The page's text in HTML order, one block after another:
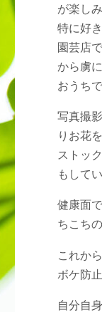
が楽し
特に好
園芸店
から虜
おうち
写真撮
りお花
ストッ
もして
健康面
ちこち
これか
ボケ防
自分自